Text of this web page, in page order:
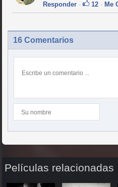
Responder · 12 · Me
16 Comentarios
Películas relacionadas